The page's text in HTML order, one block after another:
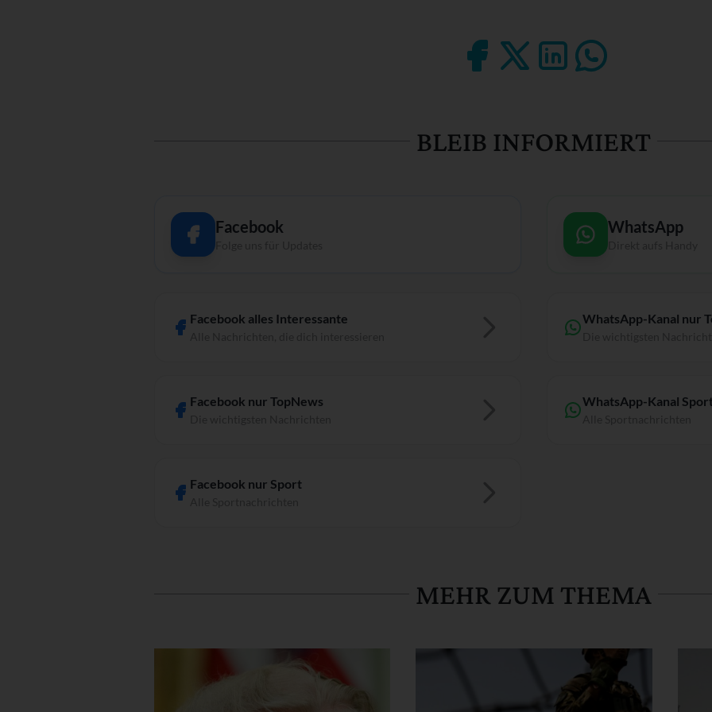
BLEIB INFORMIERT
Facebook
Folge uns für Updates
Facebook alles Interessante
Facebook nur TopNews
Facebook nur Sport
WhatsApp
Direkt aufs Handy
WhatsApp-Kanal nur
WhatsApp-Kanal
MEHR ZUM THEMA